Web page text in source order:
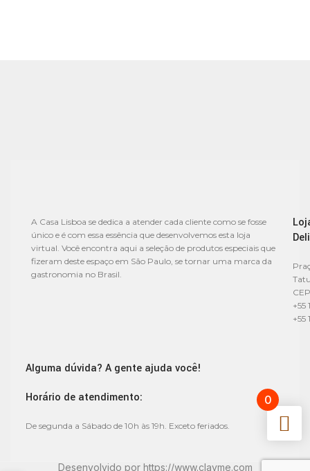
A Casa Lisboa se dedica a atender cada cliente como se fosse
único e é com essa essência que desenvolvemos esta loja
virtual. Você encontra aqui a seleção de produtos especiais que
fizeram deste espaço em São Paulo, se tornar uma marca da
gastronomia no Brasil.
+55
+55
Alguma dúvida? A gente ajuda você!
Horário de atendimento:
De segunda a Sábado de 10h às 19h. Exceto feriados.
Desenvolvido por https://www.clayme.com
0